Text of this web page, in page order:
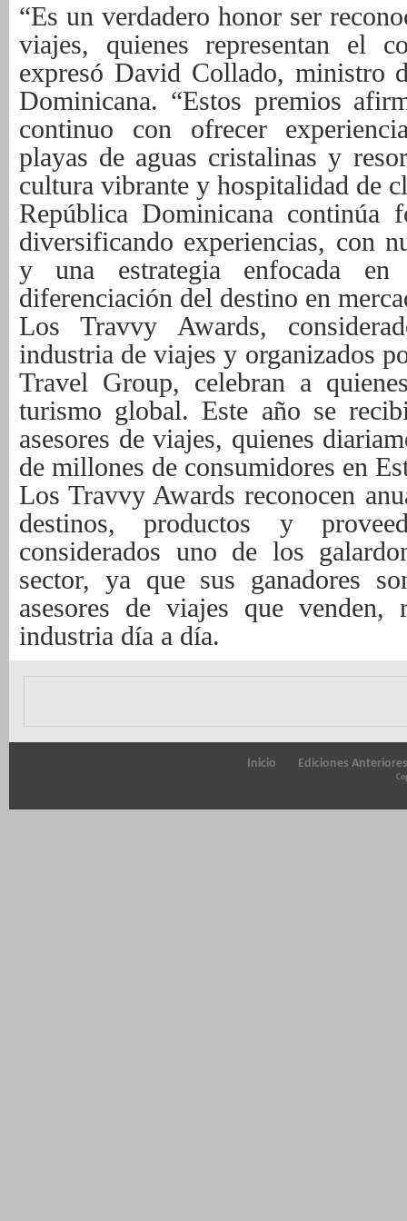
“Es un verdadero honor ser
viajes, quienes representan el
expresó David Collado, ministro
Dominicana. “Estos premios
continuo con ofrecer
playas de aguas cristalinas y
cultura vibrante y hospitalidad de
República Dominicana continúa
diversificando experiencias, con
y una estrategia enfocada
diferenciación del destino en
Los Travvy Awards,
industria de viajes y organizados
Travel Group, celebran a
turismo global. Este año se
asesores de viajes, quienes
de millones de consumidores en
Los Travvy Awards reconocen
destinos, productos y
considerados uno de los
sector, ya que sus ganadores
asesores de viajes que
industria día a día.
Inicio Ediciones Anteriores